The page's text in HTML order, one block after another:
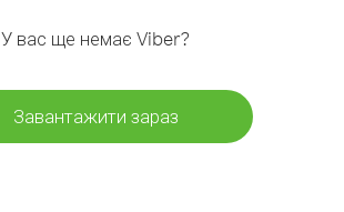
У вас ще немає Viber?
Завантажити зараз